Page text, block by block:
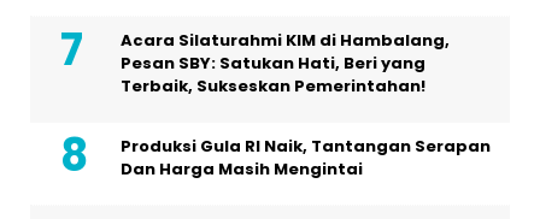
Acara Silaturahmi KIM di Hambalang,
Pesan SBY: Satukan Hati, Beri yang
Terbaik, Sukseskan Pemerintahan!
Produksi Gula RI Naik, Tantangan Serapan
Dan Harga Masih Mengintai